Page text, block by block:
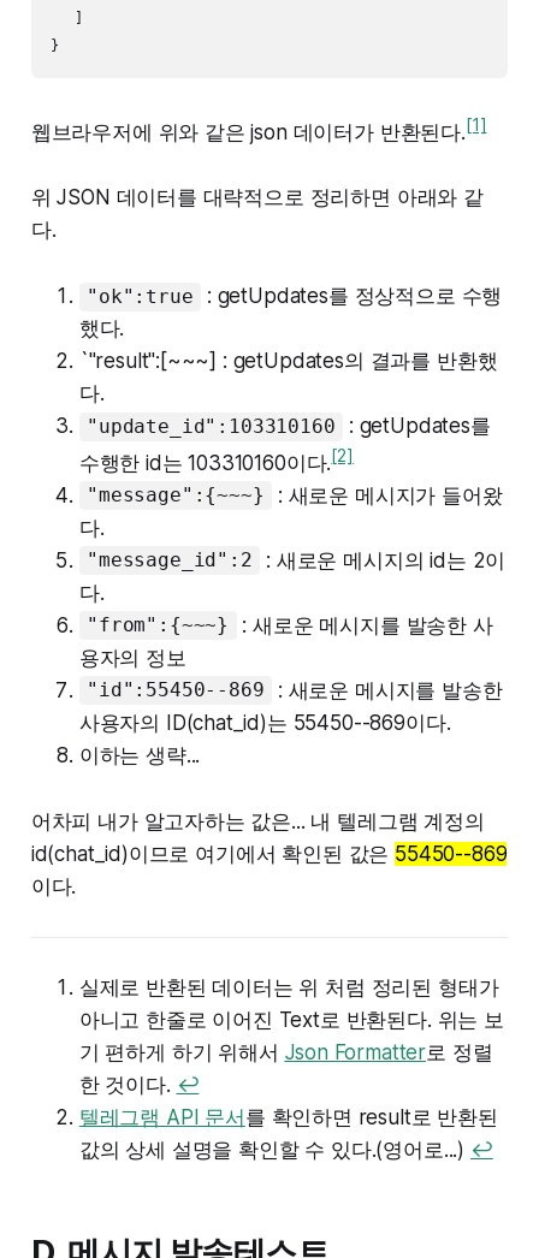
   ]
웹브라우저에 위와 같은 json 데이터가 반환된다.[1]
위 JSON 데이터를 대략적으로 정리하면 아래와 같
다.
"ok":true
: getUpdates를 정상적으로 수행
했다.
`"result":[~~~] : getUpdates의 결과를 반환했
다.
"update_id":103310160
: getUpdates를
수행한 id는 103310160이다.[2]
"message":{~~~}
: 새로운 메시지가 들어왔
다.
"message_id":2
: 새로운 메시지의 id는 2이
다.
"from":{~~~}
: 새로운 메시지를 발송한 사
용자의 정보
"id":55450--869
: 새로운 메시지를 발송한
사용자의 ID(chat_id)는 55450--869이다.
이하는 생략...
어차피 내가 알고자하는 값은... 내 텔레그램 계정의
id(chat_id)이므로 여기에서 확인된 값은 55450--869
이다.
실제로 반환된 데이터는 위 처럼 정리된 형태가
아니고 한줄로 이어진 Text로 반환된다. 위는 보
기 편하게 하기 위해서 Json Formatter로 정렬
한 것이다. ↩︎
텔레그램 API 문서를 확인하면 result로 반환된
값의 상세 설명을 확인할 수 있다.(영어로...) ↩︎